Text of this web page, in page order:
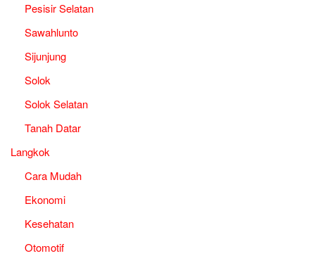
Pesisir Selatan
Sawahlunto
Sijunjung
Solok
Solok Selatan
Tanah Datar
Langkok
Cara Mudah
Ekonomi
Kesehatan
Otomotif